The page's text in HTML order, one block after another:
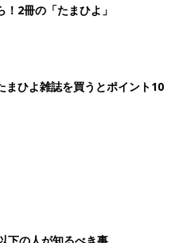
2冊の「たまひよ」
まひよ雑誌を買うとポイント10